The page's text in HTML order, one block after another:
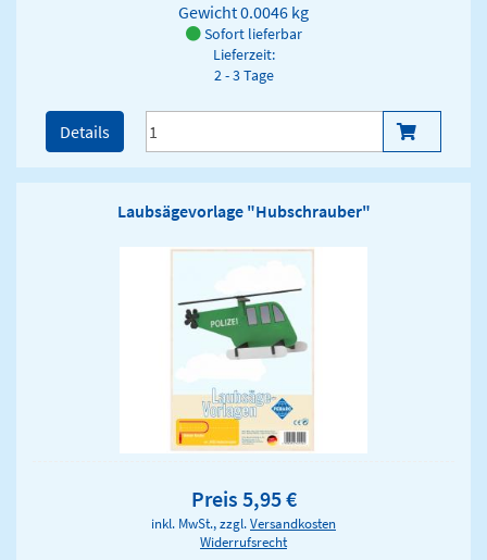
Gewicht0.0046 kg
Sofort lieferbar
Lieferzeit:
2 - 3 Tage
Details
Laubsägevorlage "Hubschrauber"
Preis 5,95 €
inkl. MwSt., zzgl.Versandkosten
Widerrufsrecht